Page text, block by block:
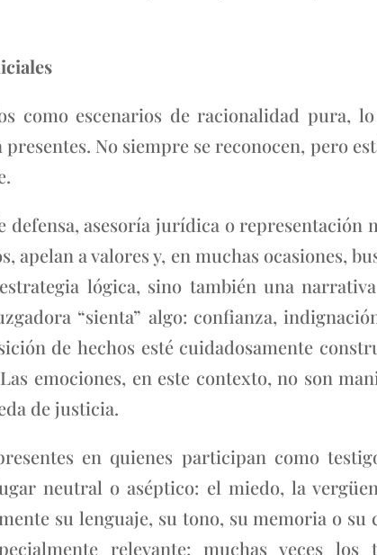
como escenarios de racionalidad pura,
No siempre se reconocen, pero
defensa, asesoría jurídica o
a valores y, en muchas ocasiones,
lógica, sino también una
“sienta” algo: confianza,
de hechos esté cuidadosamente
emociones, en este contexto, no son
de justicia.
en quienes participan como
neutral o aséptico: el miedo, la
su lenguaje, su tono, su memoria o
relevante: muchas veces los